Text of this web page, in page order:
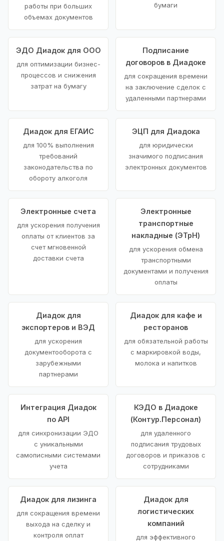
работы при больших
объемах документов
бумаги
ЭДО Диадок для ООО
для оптимизации бизнес-
процессов и снижения
затрат на бумагу
Подписание
договоров в Диадоке
для сокращения времени
на заключение сделок с
удаленными партнерами
Диадок для ЕГАИС
для 100% выполнения
требований
законодательства по
обороту алкоголя
ЭЦП для Диадока
для юридически
значимого подписания
электронных документов
Электронные счета
для ускорения получения
оплаты от клиентов за
счет мгновенной
доставки счета
Электронные
транспортные
накладные (ЭТрН)
для ускорения обмена
транспортными
документами и получения
оплаты
Диадок для
экспортеров и ВЭД
для ускорения
документооборота с
зарубежными
партнерами
Диадок для кафе и
ресторанов
для обязательной работы
с маркировкой воды,
молока и напитков
Интеграция Диадок
по API
для синхронизации ЭДО
с уникальными
самописными системами
учета
КЭДО в Диадоке
(Контур.Персонал)
для удаленного
подписания трудовых
договоров и приказов с
сотрудниками
Диадок для лизинга
для сокращения времени
выхода на сделку и
контроля оплат
Диадок для
логистических
компаний
для эффективного